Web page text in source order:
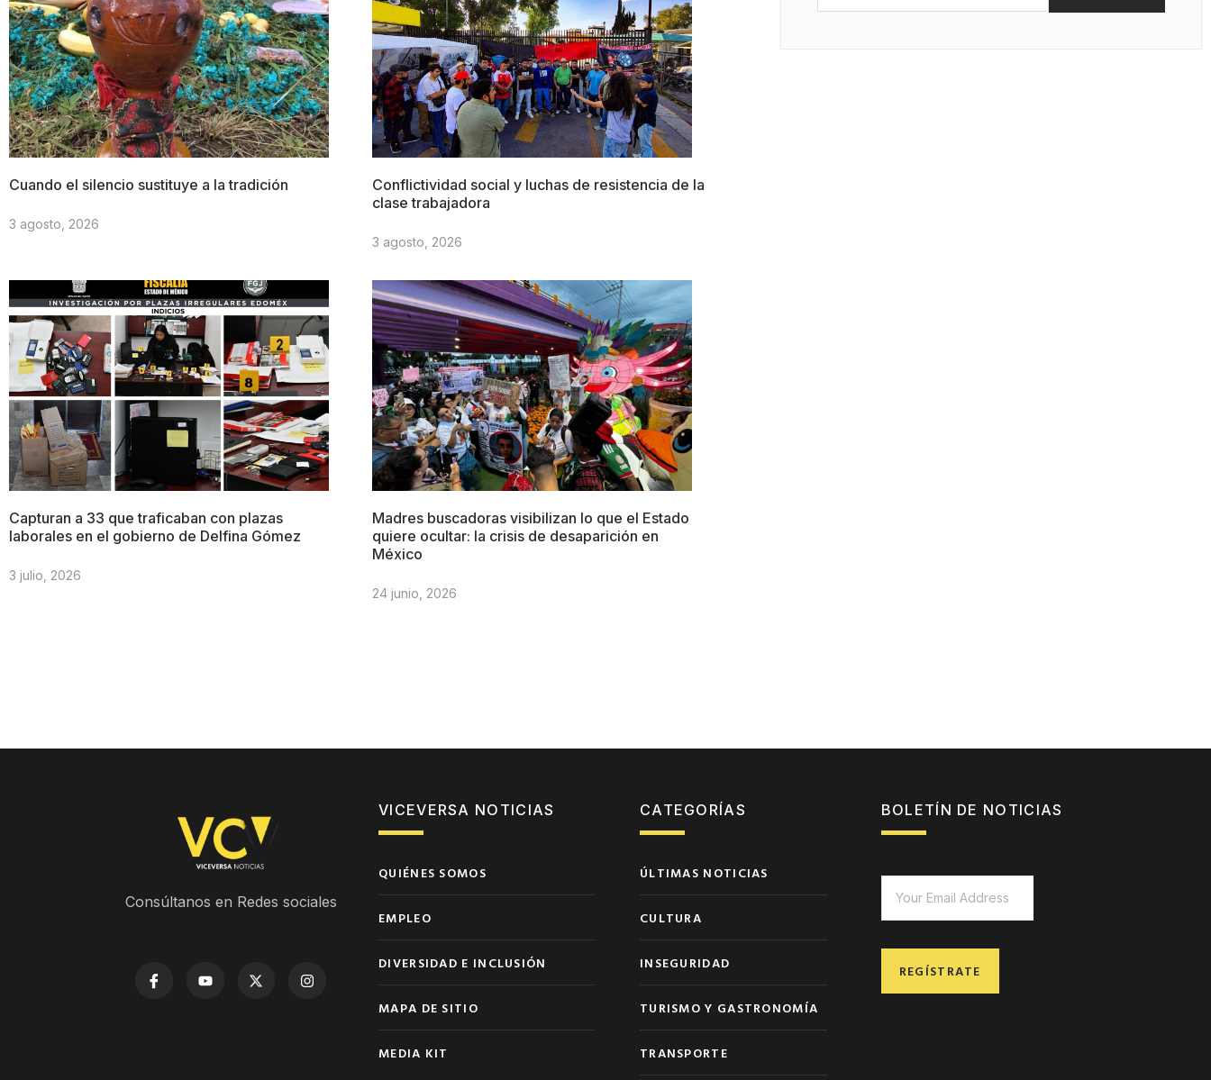
Cuando el silencio sustituye a la tradición
3 agosto, 2026
Conflictividad social y luchas de resistencia de la
clase trabajadora
3 agosto, 2026
Capturan a 33 que traficaban con plazas
laborales en el gobierno de Delfina Gómez
3 julio, 2026
Madres buscadoras visibilizan lo que el Estado
quiere ocultar: la crisis de desaparición en
México
24 junio, 2026
Consúltanos en Redes sociales
VICEVERSA NOTICIAS
QUIÉNES SOMOS
EMPLEO
DIVERSIDAD E INCLUSIÓN
MAPA DE SITIO
MEDIA KIT
CATEGORÍAS
ÚLTIMAS NOTICIAS
CULTURA
INSEGURIDAD
TURISMO Y GASTRONOMÍA
TRANSPORTE
BOLETÍN DE NOTICIAS
REGÍSTRATE